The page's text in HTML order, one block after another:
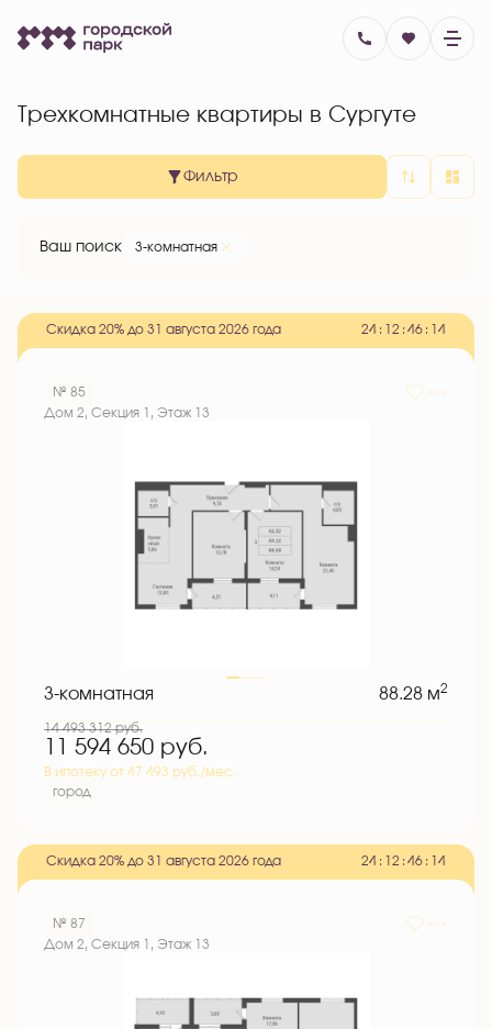
Трехкомнатные квартиры в Сургуте
Фильтр
Ваш поиск 3-комнатная
Скидка 20% до 31 августа 2026 года 24 : 1 2 : 46 : 1 3
№ 85
Дом 2, Секция 1, Этаж 13
3-комнатная 88.28 м2
14 493 312руб.
11 594 650 руб.
В ипотеку от 47 493 руб./мес.
город
Скидка 20% до 31 августа 2026 года 24 : 1 2 : 46 : 1 3
№ 87
Дом 2, Секция 1, Этаж 13